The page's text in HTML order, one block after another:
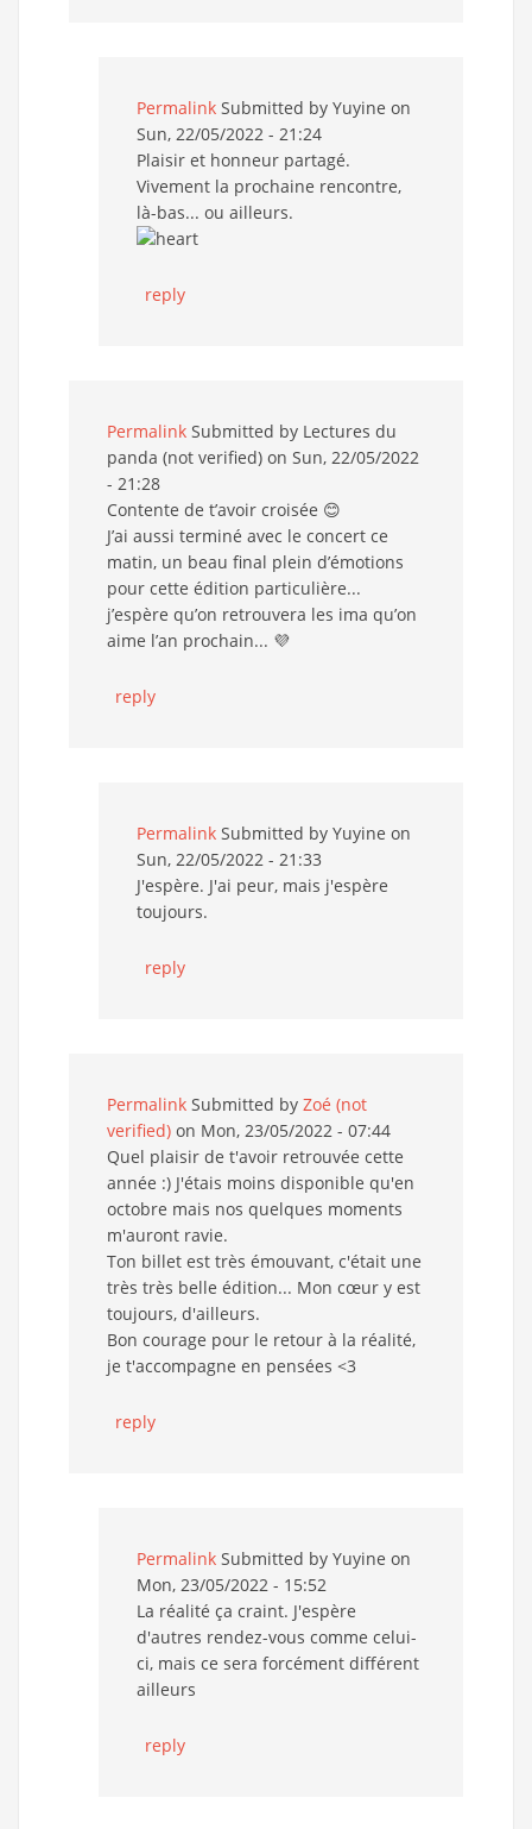
Permalink Submitted by Yuyine on
Sun, 22/05/2022 - 21:24
Plaisir et honneur partagé.
Vivement la prochaine rencontre,
là-bas... ou ailleurs.
reply
Permalink Submitted by Lectures du
panda (not verified) on Sun, 22/05/2022
- 21:28
Contente de t’avoir croisée 😊
J’ai aussi terminé avec le concert ce
matin, un beau final plein d’émotions
pour cette édition particulière...
j’espère qu’on retrouvera les ima qu’on
aime l’an prochain... 💜
reply
Permalink Submitted by Yuyine on
Sun, 22/05/2022 - 21:33
J'espère. J'ai peur, mais j'espère
toujours.
reply
Permalink Submitted by Zoé (not
verified) on Mon, 23/05/2022 - 07:44
Quel plaisir de t'avoir retrouvée cette
année :) J'étais moins disponible qu'en
octobre mais nos quelques moments
m'auront ravie.
Ton billet est très émouvant, c'était une
très très belle édition... Mon cœur y est
toujours, d'ailleurs.
Bon courage pour le retour à la réalité,
je t'accompagne en pensées <3
reply
Permalink Submitted by Yuyine on
Mon, 23/05/2022 - 15:52
La réalité ça craint. J'espère
d'autres rendez-vous comme celui-
ci, mais ce sera forcément différent
ailleurs
reply